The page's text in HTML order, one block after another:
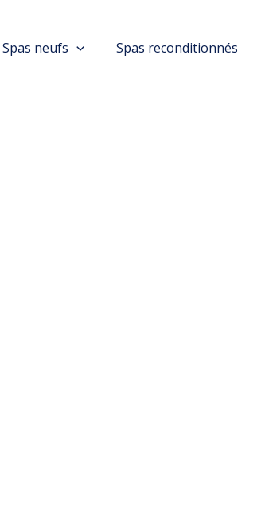
Spas neufs Spas reconditionnés